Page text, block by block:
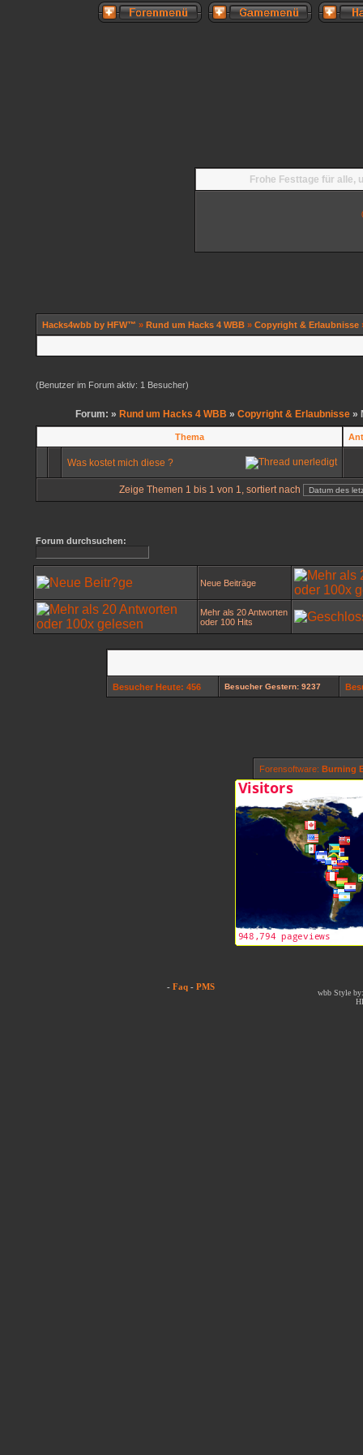
Frohe Festtage für alle,
Hacks4wbb by HFW™ » Rund um Hacks 4 WBB » Copyright & Erlaubnisse
(Benutzer im Forum aktiv: 1 Besucher)
Forum: » Rund um Hacks 4 WBB » Copyright & Erlaubnisse »
Thema
Was kostet mich diese ?
Zeige Themen 1 bis 1 von 1, sortiert nach
Forum durchsuchen:
Neue Beiträge
Mehr als 20 Antworten
oder 100 Hits
Besucher Heute: 456 Besucher Gestern: 9237
Forensoftware: Burning
- Faq - PMS
wbb Style